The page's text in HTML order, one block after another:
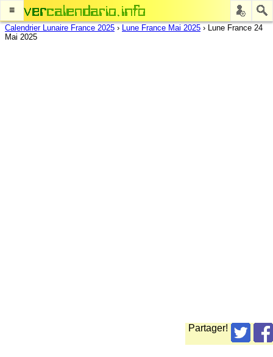
≡
Calendrier Lunaire France 2025 › Lune France Mai 2025 › Lune France 24
Mai 2025
Partager!